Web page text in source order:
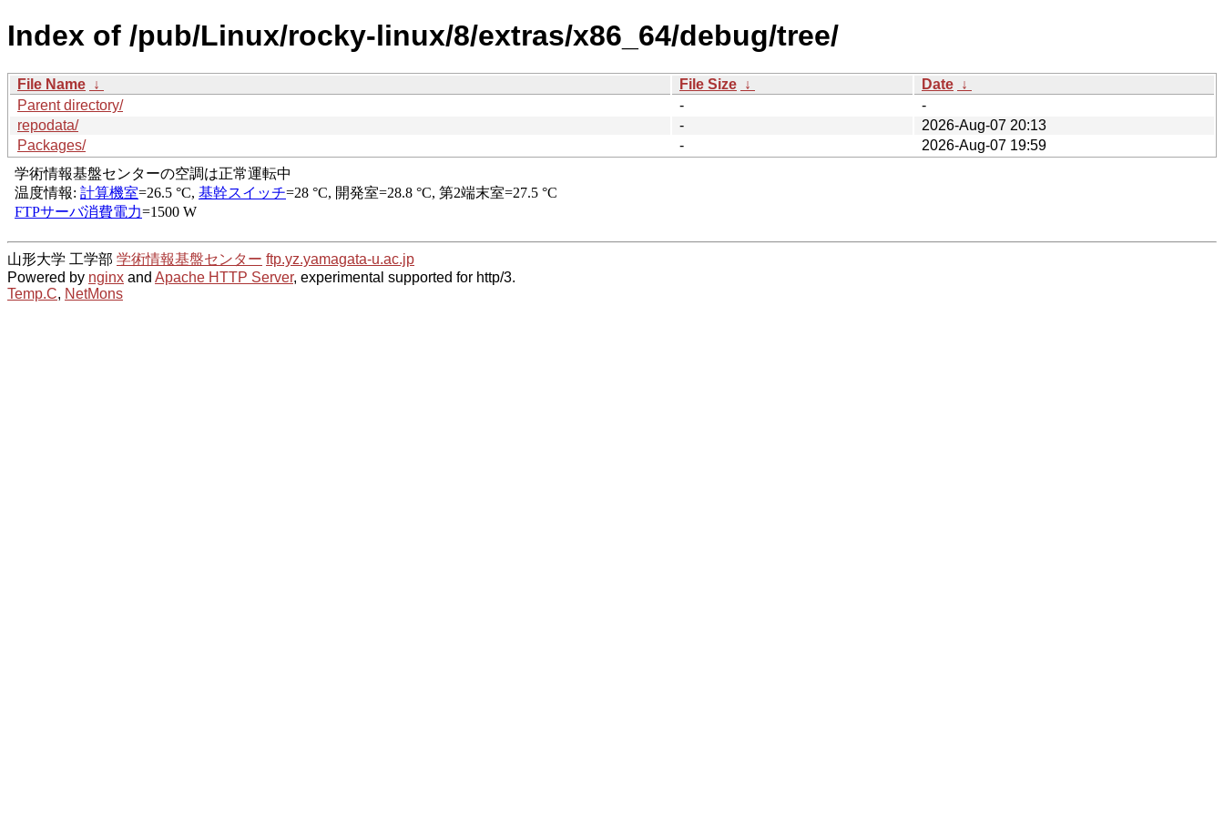
Index of /pub/Linux/rocky-linux/8/extras/x86_64/debug/tree/
File Name ↓ File Size ↓ Date ↓
Parent directory/
-
-
repodata/
-
2026-Aug-07 20:13
Packages/
- 2026-Aug-07 19:59
山形大学 工学部 学術情報基盤センター ftp.yz.yamagata-u.ac.jp
Powered by nginx and Apache HTTP Server, experimental supported for http/3.
Temp.C, NetMons